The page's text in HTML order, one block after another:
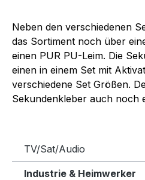
Neben den verschiedenen
das Sortiment noch über
einen PUR PU-Leim. Die
einen in einem Set mit
verschiedene Set Größen.
Sekundenkleber auch noch
TV/Sat/Audio
Industrie & Heimwerker